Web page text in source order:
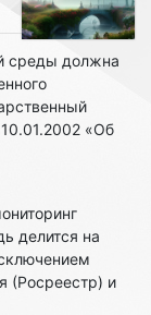
среды должна
«Об
делится на
(Росреестр) и